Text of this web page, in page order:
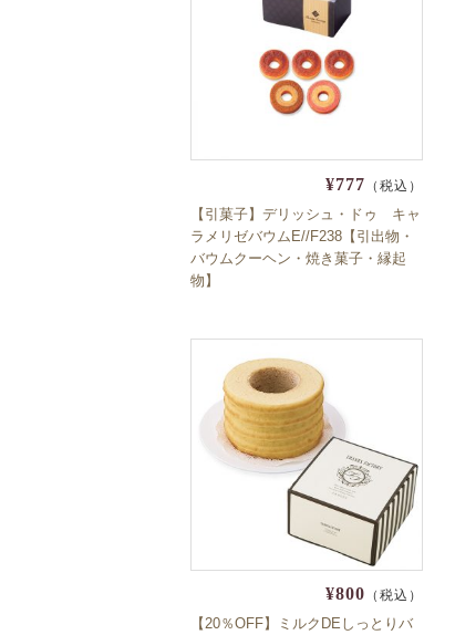
¥777 （税込）
【引菓子】デリッシュ・ドゥ キャ
ラメリゼバウムE//F238【引出物・
バウムクーヘン・焼き菓子・縁起
物】
¥800 （税込）
【20％OFF】ミルクDEしっとりバ